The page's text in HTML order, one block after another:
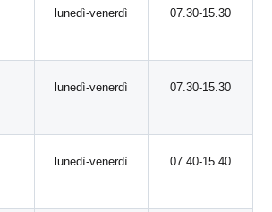
lunedì-venerdì 07.30-15.30
lunedì-venerdì 07.30-15.30
lunedì-venerdì 07.40-15.40